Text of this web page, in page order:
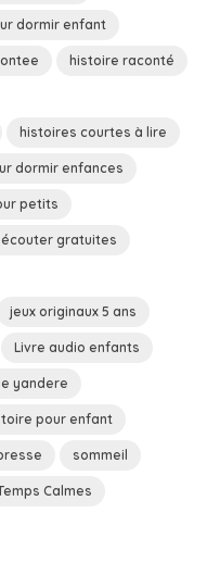
dormir enfant
histoire raconté
histoires courtes à lire
dormir enfances
petits
gratuites
jeux originaux 5 ans
Livre audio enfants
yandere
pour enfant
sommeil
Calmes